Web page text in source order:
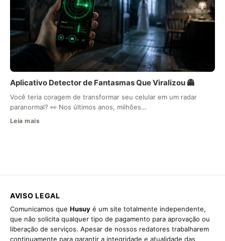
Aplicativo Detector de Fantasmas Que Viralizou 👻
Você teria coragem de transformar seu celular em um radar
paranormal? 👀 Nos últimos anos, milhões…
Leia mais
AVISO LEGAL
Comunicamos que Husuy é um site totalmente independente,
que não solicita qualquer tipo de pagamento para aprovação ou
liberação de serviços. Apesar de nossos redatores trabalharem
continuamente para garantir a integridade e atualidade das